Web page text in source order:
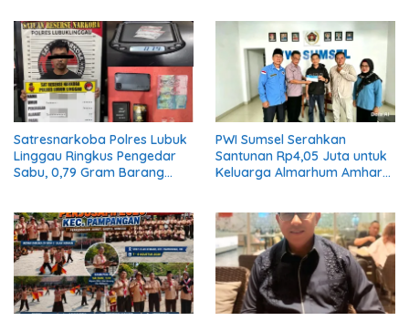
Satresnarkoba Polres Lubuk
Linggau Ringkus Pengedar
Sabu, 0,79 Gram Barang
PWI Sumsel Serahkan
Santunan Rp4,05 Juta untuk
Keluarga Almarhum Amhar